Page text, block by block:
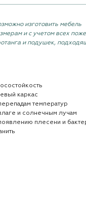
изготовить мебель
и с учетом всех
и подушек,
каркас
температур
и солнечным лучам
плесени и